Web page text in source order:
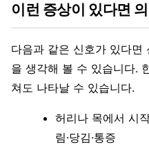
이런 증상이 있다면
다음과 같은 신호가 있다면
을 생각해 볼 수 있습니다.
쳐도 나타날 수 있습니다.
허리나 목에서 시
림·당김·통증